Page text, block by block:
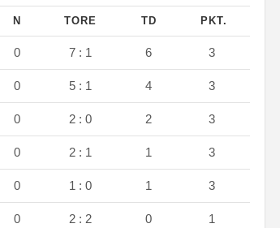
N TORE TD PKT.
0 7 : 1 6 3
0 5 : 1 4 3
0 2 : 0 2 3
0 2 : 1 1 3
0 1 : 0 1 3
0 2 : 2 0 1